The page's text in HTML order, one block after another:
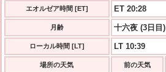
エオルゼア時間 [ET] ET 20:29
月齢 十六夜 (3日目)
ローカル時間 [LT] LT 10:39
場所の天気 前の天気